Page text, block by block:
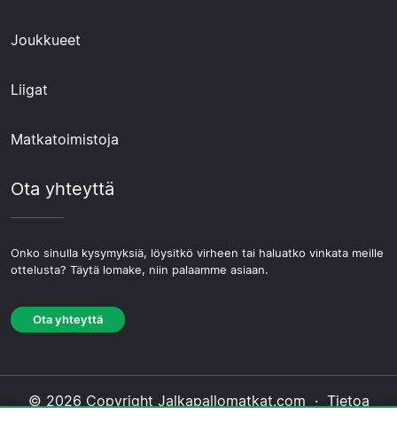
Joukkueet
Liigat
Matkatoimistoja
Ota yhteyttä
Onko sinulla kysymyksiä, löysitkö virheen tai haluatko vinkata meille
ottelusta? Täytä lomake, niin palaamme asiaan.
Ota yhteyttä
© 2026 Copyright Jalkapallomatkat.com · Tietoa